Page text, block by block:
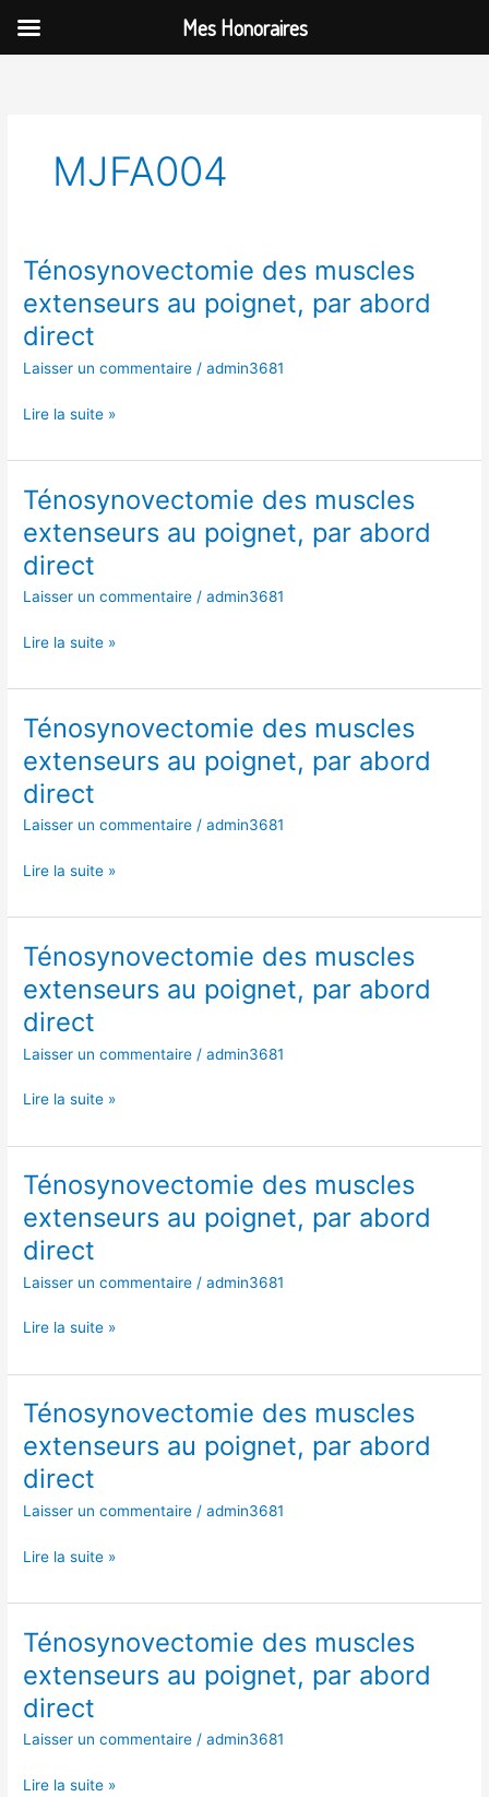
contenu
MJFA004
Ténosynovectomie des muscles
extenseurs au poignet, par abord
direct
Laisser un commentaire /admin3681
Ténosynovectomie
muscles
extenseurs
au
par
direct
Lire la suite »
Ténosynovectomie des muscles
extenseurs au poignet, par abord
direct
Laisser un commentaire /admin3681
Ténosynovectomie
muscles
extenseurs
au
par
direct
Lire la suite »
Ténosynovectomie des muscles
extenseurs au poignet, par abord
direct
Laisser un commentaire /admin3681
Ténosynovectomie
muscles
extenseurs
au
par
direct
Lire la suite »
Ténosynovectomie des muscles
extenseurs au poignet, par abord
direct
Laisser un commentaire /admin3681
Ténosynovectomie
muscles
extenseurs
au
par
direct
Lire la suite »
Ténosynovectomie des muscles
extenseurs au poignet, par abord
direct
Laisser un commentaire /admin3681
Ténosynovectomie
muscles
extenseurs
au
par
direct
Lire la suite »
Ténosynovectomie des muscles
extenseurs au poignet, par abord
direct
Laisser un commentaire /admin3681
Ténosynovectomie
muscles
extenseurs
au
par
direct
Lire la suite »
Ténosynovectomie des muscles
extenseurs au poignet, par abord
direct
Laisser un commentaire /admin3681
Ténosynovectomie
muscles
extenseurs
au
par
Lire la suite »
Mes Honoraires